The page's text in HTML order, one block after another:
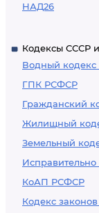
НАД26
Кодексы СССР
Водный
ГПК РСФСР
Гражданский
Жилищный
Земельный
КоАП РСФСР
Кодекс